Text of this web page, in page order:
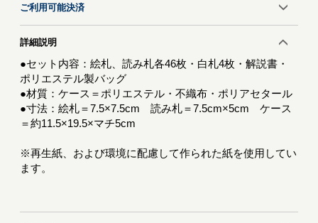
ご利用可能決済
詳細説明
●セット内容：絵札、読み札各46枚・白札4枚・解説書・
ポリエステル製バッグ
●材質：ケース＝ポリエステル・不織布・ポリアセタール
●寸法：絵札＝7.5×7.5cm 読み札＝7.5cm×5cm ケース
＝約11.5×19.5×マチ5cm
※再生紙、および環境に配慮して作られた紙を使用してい
ます。